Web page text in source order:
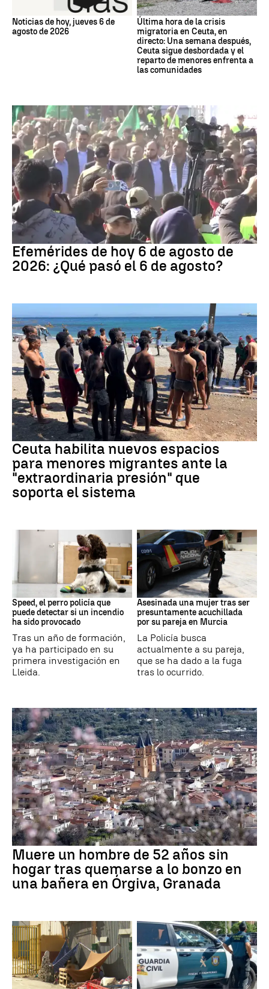
Noticias de hoy, jueves 6 de
agosto de 2026
Última hora de la crisis
migratoria en Ceuta, en
directo: Una semana después,
Ceuta sigue desbordada y el
reparto de menores enfrenta a
las comunidades
Efemérides
Efemérides de hoy 6 de agosto de
2026: ¿Qué pasó el 6 de agosto?
Crisis migratoria
Ceuta habilita nuevos espacios
para menores migrantes ante la
"extraordinaria presión" que
soporta el sistema
Speed, el perro policía que
puede detectar si un incendio
ha sido provocado
Tras un año de formación,
ya ha participado en su
primera investigación en
Lleida.
Murcia
Asesinada una mujer tras ser
presuntamente acuchillada
por su pareja en Murcia
La Policía busca
actualmente a su pareja,
que se ha dado a la fuga
tras lo ocurrido.
Muere un hombre de 52 años sin
hogar tras quemarse a lo bonzo en
una bañera en Órgiva, Granada